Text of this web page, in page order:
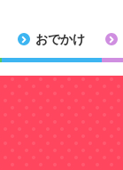
おでかけ